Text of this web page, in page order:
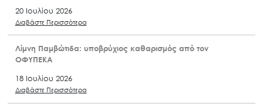
20 Ιουλίου 2026
Διαβάστε Περισσότερα
Λίμνη Παμβώτιδα: υποβρύχιος καθαρισμός από τον
ΟΦΥΠΕΚΑ
18 Ιουλίου 2026
Διαβάστε Περισσότερα